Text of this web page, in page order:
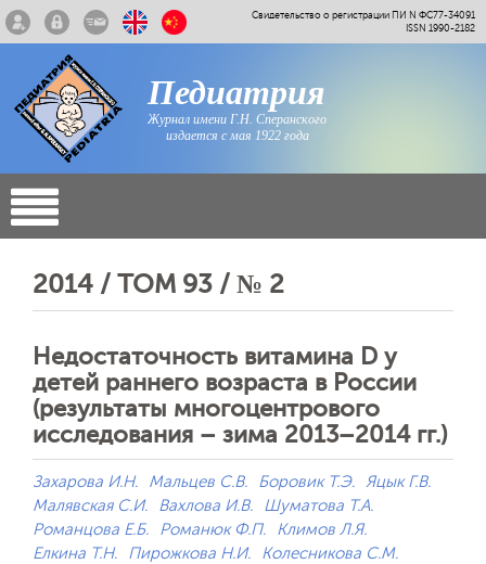
Свидетельство о регистрации ПИ N ФС77-34091
ISSN 1990-2182
Педиатрия
Журнал имени Г.Н. Сперанского
издается с мая 1922 года
2014 / ТОМ 93 / № 2
Недостаточность витамина D у
детей раннего возраста в России
(результаты многоцентрового
исследования – зима 2013–2014 гг.)
Захарова И.Н. Мальцев С.В. Боровик Т.Э. Яцык Г.В.
Малявская С.И.
Вахлова И.В.
Шуматова Т.А.
Романцова Е.Б.
Романюк Ф.П.
Климов Л.Я.
Елкина Т.Н.
Пирожкова Н.И.
Колесникова С.М.